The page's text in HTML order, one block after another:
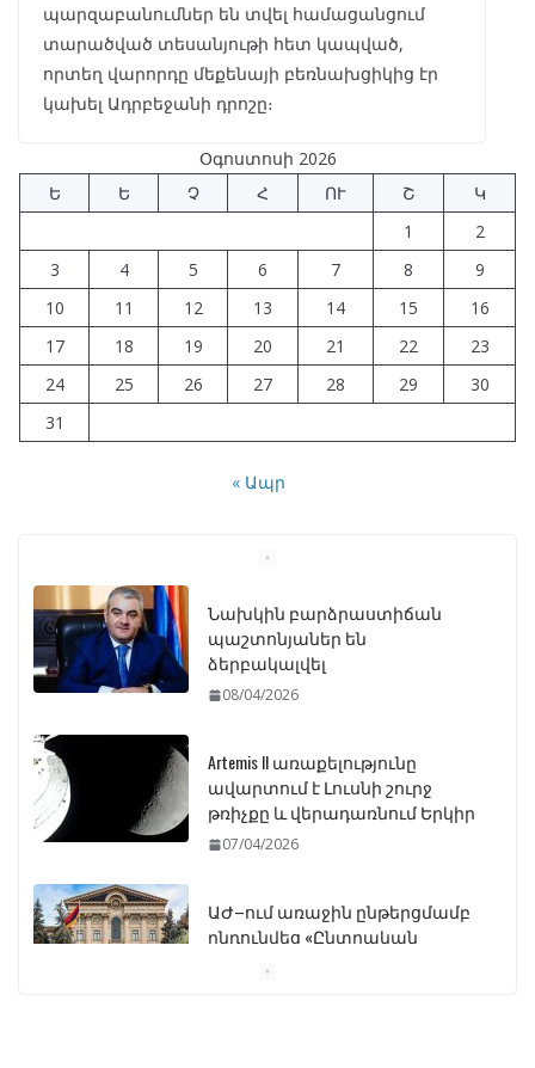
պարզաբանումներ են տվել համացանցում
տարածված տեսանյութի հետ կապված,
որտեղ վարորդը մեքենայի բեռնախցիկից էր
կախել Ադրբեջանի դրոշը։
Օգոստոսի 2026
Ե
Ե Չ Հ ՈՒ Շ
Կ
1
2
3
4 5 6 7 8
9
10
11 12 13 14 15
16
17
18 19 20 21 22
23
24
25 26 27 28 29
30
31
« Ապր
Նախկին բարձրաստիճան
պաշտոնյաներ են
ձերբակալվել
08/04/2026
Artemis II առաքելությունը
ավարտում է Լուսնի շուրջ
թռիչքը և վերադառնում Երկիր
07/04/2026
ԱԺ–ում առաջին ընթերցմամբ
ընդունվեց «Ընտրական